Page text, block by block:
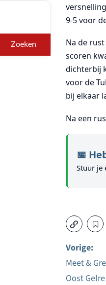
9-5 voor
Na de
scoren
dichterbij
voor de
bij elkaar
Na een
📅
Stuur je
Vorige:
Meet &
Oost